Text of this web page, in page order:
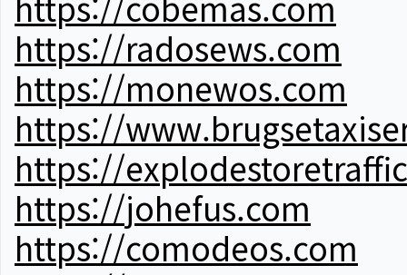
https://radosews.com
https://monewos.com
https://
https://
https://johefus.com
https://comodeos.com